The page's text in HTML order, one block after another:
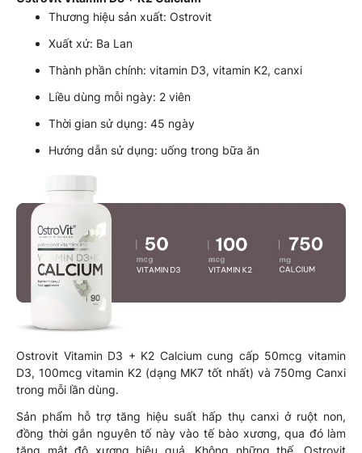
Thương hiệu sản xuất: Ostrovit
Xuất xứ: Ba Lan
Thành phần chính: vitamin D3, vitamin K2, canxi
Liều dùng mỗi ngày: 2 viên
Thời gian sử dụng: 45 ngày
Hướng dẫn sử dụng: uống trong bữa ăn
Ostrovit Vitamin D3 + K2 Calcium cung cấp 50mcg vitamin
D3, 100mcg vitamin K2 (dạng MK7 tốt nhất) và 750mg Canxi
trong mỗi lần dùng.
Sản phẩm hỗ trợ tăng hiệu suất hấp thụ canxi ở ruột non,
đồng thời gắn nguyên tố này vào tế bào xương, qua đó làm
tăng mật độ xương hiệu quả. Không những thế, Ostrovit